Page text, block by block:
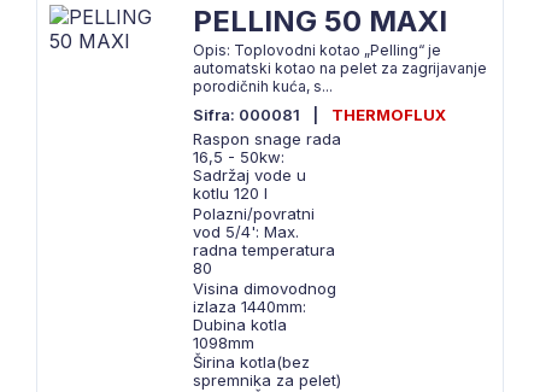
PELLING 50 MAXI
Opis: Toplovodni kotao „Pelling“ je
automatski kotao na pelet za zagrijavanje
porodičnih kuća, s...
Sifra: 000081
THERMOFLUX
Raspon snage rada
16,5 - 50kw:
Sadržaj vode u
kotlu 120 l
Polazni/povratni
vod 5/4': Max.
radna temperatura
80
Visina dimovodnog
izlaza 1440mm:
Dubina kotla
1098mm
Širina kotla(bez
spremnika za pelet)